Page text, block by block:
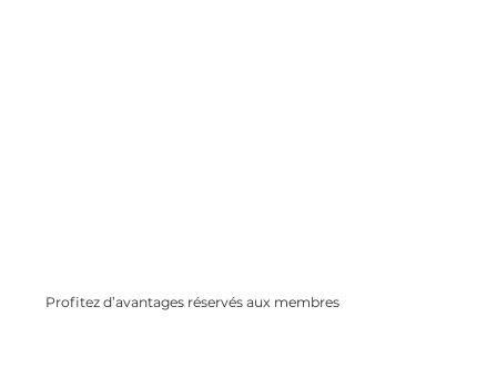
Profitez d’avantages réservés aux membres